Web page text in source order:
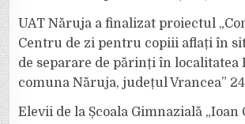
UAT Năruja a finalizat proiectul
Centru de zi pentru copiii aflați în
de separare de părinți în localitatea
comuna Năruja, județul Vrancea”
Elevii de la Școala Gimnazială „Ioan